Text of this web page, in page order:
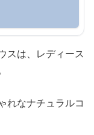
スは、レディース
れなナチュラルコ